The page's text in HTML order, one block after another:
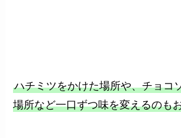
ハチミツをかけた場所や、チョコ
場所など一口ずつ味を変えるのも